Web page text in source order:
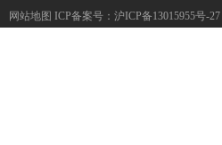
网站地图 ICP备案号： 沪ICP备13015955号-27